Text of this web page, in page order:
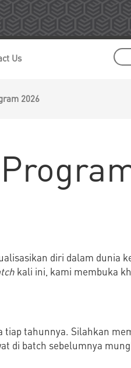
2026
Us
diri dalam dunia
kali ini, kami membuka
tiap tahunnya. Silahkan
di batch sebelumnya